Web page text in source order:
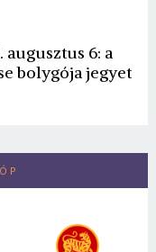
6: a
bolygója jegyet